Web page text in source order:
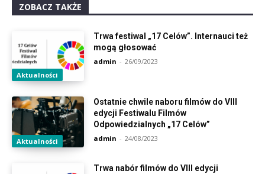
ZOBACZ TAKŻE
Aktualności
Trwa festiwal „17 Celów”. Internauci też
mogą głosować
admin - 26/09/2023
Aktualności
Ostatnie chwile naboru filmów do VIII
edycji Festiwalu Filmów
Odpowiedzialnych „17 Celów”
admin - 24/08/2023
Trwa nabór filmów do VIII edycji